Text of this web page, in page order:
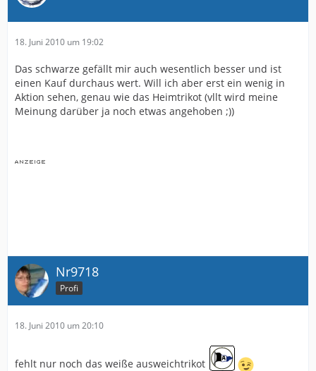
18. Juni 2010 um 19:02
Das schwarze gefällt mir auch wesentlich besser und ist
einen Kauf durchaus wert. Will ich aber erst ein wenig in
Aktion sehen, genau wie das Heimtrikot (vllt wird meine
Meinung darüber ja noch etwas angehoben ;))
Nr9718
Profi
18. Juni 2010 um 20:10
fehlt nur noch das weiße ausweichtrikot